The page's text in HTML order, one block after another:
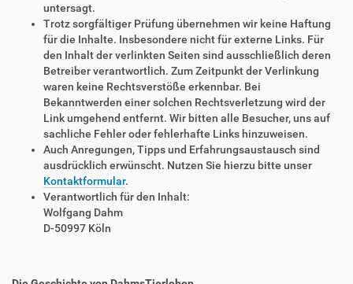
untersagt.
Trotz sorgfältiger Prüfung übernehmen wir keine Haftung
für die Inhalte. Insbesondere nicht für externe Links. Für
den Inhalt der verlinkten Seiten sind ausschließlich deren
Betreiber verantwortlich. Zum Zeitpunkt der Verlinkung
waren keine Rechtsverstöße erkennbar. Bei
Bekanntwerden einer solchen Rechtsverletzung wird der
Link umgehend entfernt. Wir bitten alle Besucher, uns auf
sachliche Fehler oder fehlerhafte Links hinzuweisen.
Auch Anregungen, Tipps und Erfahrungsaustausch sind
ausdrücklich erwünscht. Nutzen Sie hierzu bitte unser
Kontaktformular.
Verantwortlich für den Inhalt:
Wolfgang Dahm
D-50997 Köln